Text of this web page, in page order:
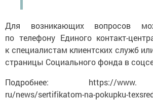
Для возникающих вопросов
по телефону Единого контакт-
к специалистам клиентских служб
страницы Социального фонда в
Подробнее: https://www.
ru/news/sertifikatom-na-pokupku-